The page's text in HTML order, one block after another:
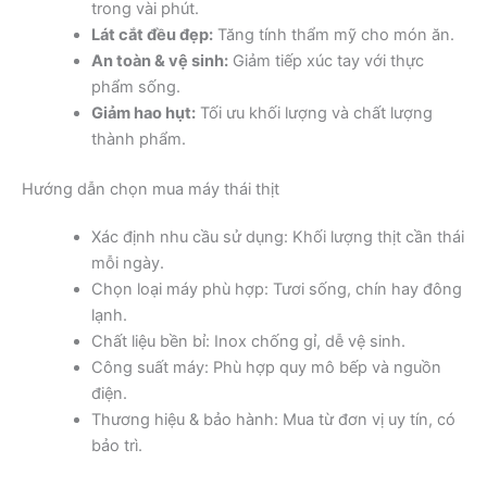
trong vài phút.
Lát cắt đều đẹp:Tăng tính thẩm mỹ cho món ăn.
An toàn & vệ sinh:Giảm tiếp xúc tay với thực
phẩm sống.
Giảm hao hụt:Tối ưu khối lượng và chất lượng
thành phẩm.
Hướng dẫn chọn mua máy thái thịt
Xác định nhu cầu sử dụng: Khối lượng thịt cần thái
mỗi ngày.
Chọn loại máy phù hợp: Tươi sống, chín hay đông
lạnh.
Chất liệu bền bỉ: Inox chống gỉ, dễ vệ sinh.
Công suất máy: Phù hợp quy mô bếp và nguồn
điện.
Thương hiệu & bảo hành: Mua từ đơn vị uy tín, có
bảo trì.